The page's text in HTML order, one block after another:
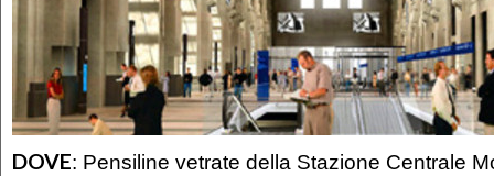
DOVE: Pensiline vetrate della Stazione Centrale